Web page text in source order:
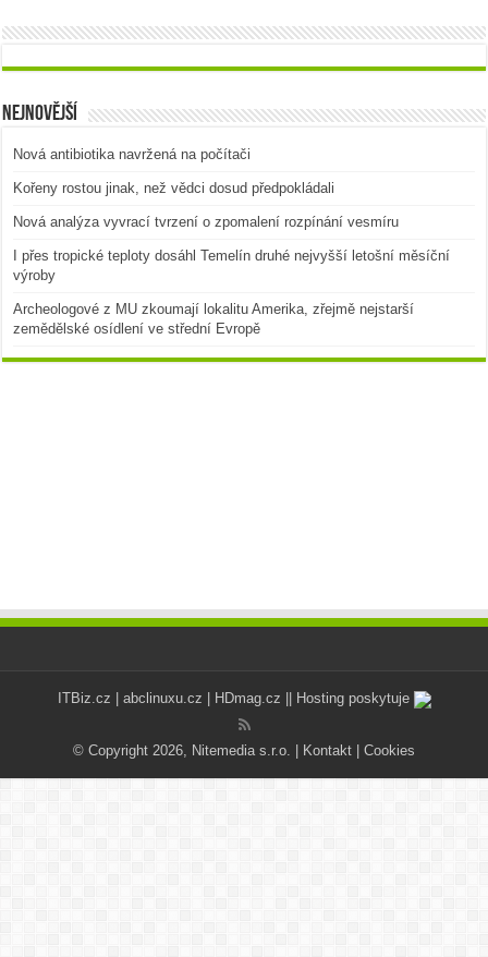
Nejnovější
Nová antibiotika navržená na počítači
Kořeny rostou jinak, než vědci dosud předpokládali
Nová analýza vyvrací tvrzení o zpomalení rozpínání vesmíru
I přes tropické teploty dosáhl Temelín druhé nejvyšší letošní měsíční
výroby
Archeologové z MU zkoumají lokalitu Amerika, zřejmě nejstarší
zemědělské osídlení ve střední Evropě
ITBiz.cz abclinuxu.cz HDmag.cz || Hosting poskytuje
© Copyright 2026, Nitemedia s.r.o. | Kontakt Cookies